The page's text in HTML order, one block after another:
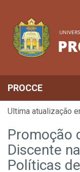
PROCCE
Ultima atualização
Promoção
Discente
Políticas